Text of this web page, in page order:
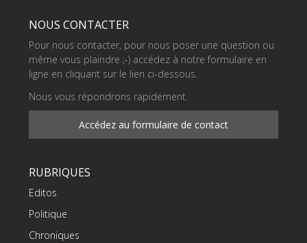
NOUS CONTACTER
Pour nous contacter, pour nous poser une question ou
même vous plaindre ;-) accédez à notre formulaire en
ligne en cliquant sur le lien ci-dessous.
Nous vous répondrons rapidement.
Accédez au formulaire de contact
RUBRIQUES
Editos
Politique
Chroniques